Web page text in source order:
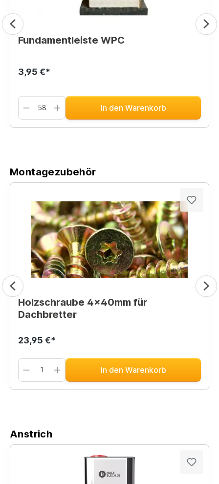
Fundamentleiste WPC
3,95 €*
In den Warenkorb
Montagezubehör
Holzschraube 4x40mm für
Dachbretter
23,95 €*
In den Warenkorb
Anstrich